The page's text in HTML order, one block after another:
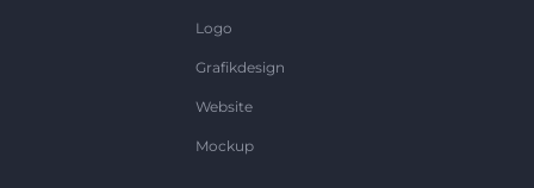
Logo
Grafikdesign
Website
Mockup